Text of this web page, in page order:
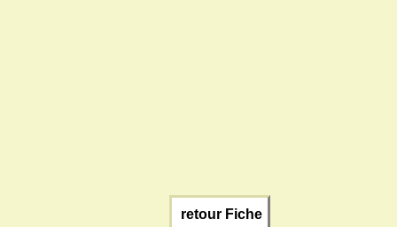
retour Fiche